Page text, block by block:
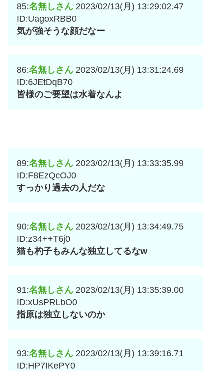
85:名無しさん 2023/02/13(月) 13:29:02.47
ID:UagoxRBB0
気が強そうな顔だなー
86:名無しさん 2023/02/13(月) 13:31:24.69
ID:6JEtDqB70
皆様のご要望は水着なんよ
89:名無しさん 2023/02/13(月) 13:33:35.99
ID:F8EzQcOJ0
すっかり過去の人だな
90:名無しさん 2023/02/13(月) 13:34:49.75
ID:z34++T6j0
猫も杓子もみんな独立してるなw
91:名無しさん 2023/02/13(月) 13:35:39.00
ID:xUsPRLbO0
指原は独立しないのか
93:名無しさん 2023/02/13(月) 13:39:16.71
ID:HP7IKePY0